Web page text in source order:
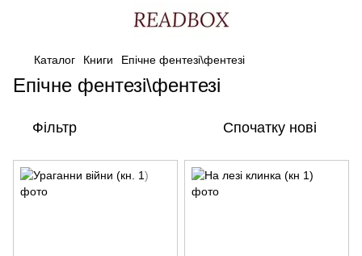
Каталог Книги Епічне фентезі\фентезі
Епічне фентезі\фентезі
Фільтр Спочатку нові